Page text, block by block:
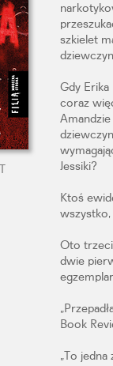
szkielet
Gdy Erika
coraz
Amandzie
Jessiki?
Ktoś
Oto
dwie
Book
„To